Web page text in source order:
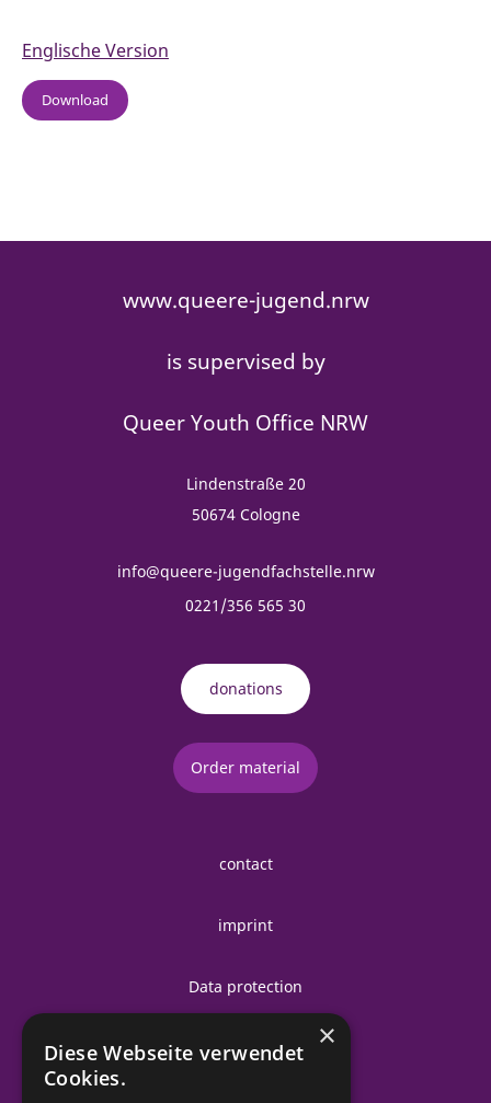
Englische Version
Download
www.queere-jugend.nrw
is supervised by
Queer Youth Office NRW
Lindenstraße 20
50674 Cologne
info@queere-jugendfachstelle.nrw
0221/356 565 30
donations
Order material
contact
imprint
Data protection
×
Diese Webseite verwendet
Cookies.